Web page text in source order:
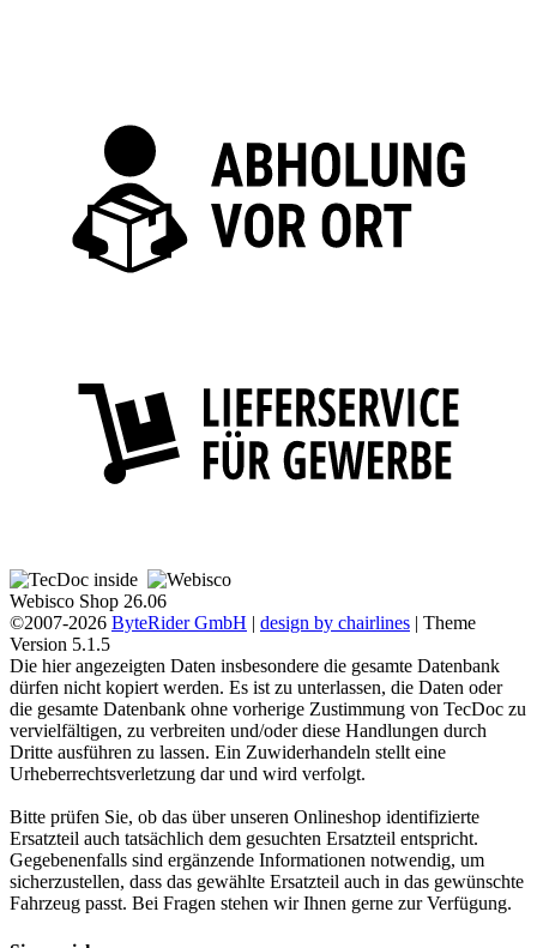
Webisco Shop 26.06
©2007-2026 ByteRider GmbH | design by chairlines | Theme
Version 5.1.5
Die hier angezeigten Daten insbesondere die gesamte Datenbank
dürfen nicht kopiert werden. Es ist zu unterlassen, die Daten oder
die gesamte Datenbank ohne vorherige Zustimmung von TecDoc zu
vervielfältigen, zu verbreiten und/oder diese Handlungen durch
Dritte ausführen zu lassen. Ein Zuwiderhandeln stellt eine
Urheberrechtsverletzung dar und wird verfolgt.
Bitte prüfen Sie, ob das über unseren Onlineshop identifizierte
Ersatzteil auch tatsächlich dem gesuchten Ersatzteil entspricht.
Gegebenenfalls sind ergänzende Informationen notwendig, um
sicherzustellen, dass das gewählte Ersatzteil auch in das gewünschte
Fahrzeug passt. Bei Fragen stehen wir Ihnen gerne zur Verfügung.